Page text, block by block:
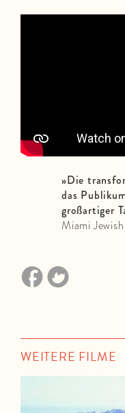
»Die
das
großartiger
Miami
WEITERE FILME